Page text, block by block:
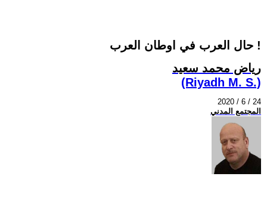
حال العرب في اوطان العرب !
رياض محمد سعيد
(Riyadh M. S.)
2020 / 6 / 24
المجتمع المدني